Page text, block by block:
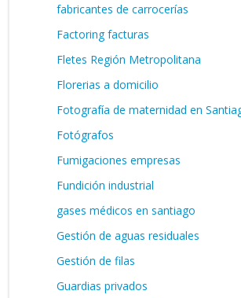
fabricantes de carrocerías
Factoring facturas
Fletes Región Metropolitana
Florerias a domicilio
Fotografía de maternidad en
Fotógrafos
Fumigaciones empresas
Fundición industrial
gases médicos en santiago
Gestión de aguas residuales
Gestión de filas
Guardias privados